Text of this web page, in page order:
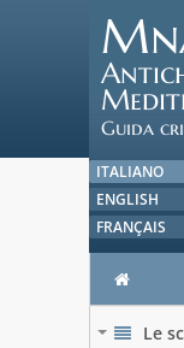
Guida
ITALIANO
ENGLISH
FRANÇAIS
Le